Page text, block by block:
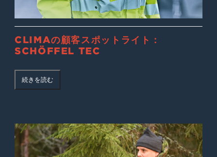
CLIMAの顧客スポットライト：
SCHÖFFEL TEC
続きを読む